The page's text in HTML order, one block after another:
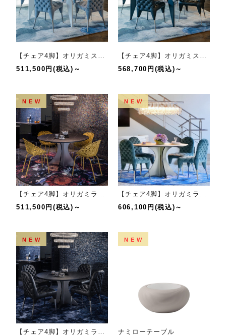
【チェア4脚】オリガミスクエア(ホワイトマーブル/ホワイト）+集チェア(BGRY)セット
511,500円(税込)～
【チェア4脚】オリガミスクエア(ブラックマーブル/ブラック）+集チェア(LBLK)セット
568,700円(税込)～
NEW
511,500円(税込)～
NEW
606,100円(税込)～
NEW
【チェア4脚】オリガミラウンド(ブラックマーブル)+集チェア(LBLK)セット
NEW
ナミローテーブル